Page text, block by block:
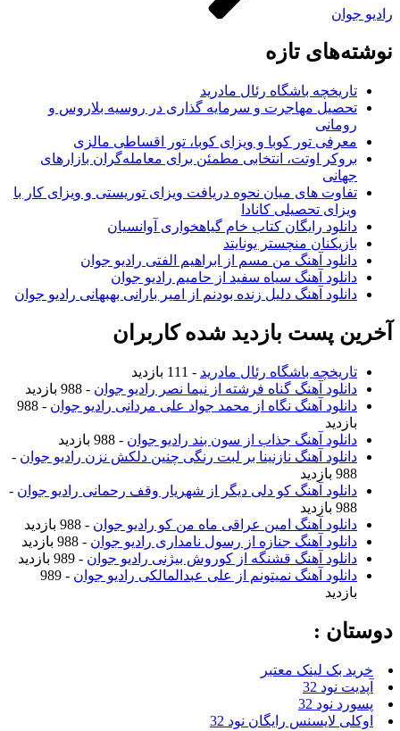
رادیو جوان
نوشته‌های تازه
تاریخچه باشگاه رئال مادرید
تحصیل مهاجرت و سرمایه گذاری در روسیه بلاروس و
رومانی
معرفی تور کوبا و ویزای کوبا، تور اقساطی مالزی
بروکر اوتت، انتخابی مطمئن برای معامله‌گران بازارهای
جهانی
تفاوت های میان نحوه دریافت ویزای توریستی و ویزای کار با
ویزای تحصیلی کانادا
دانلود رایگان کتاب خام گیاهخواری آوانسیان
بازیکنان منچستر یونایتد
دانلود آهنگ من مسم از ابراهیم الفتی رادیو جوان
دانلود آهنگ سیاه سفید از حامیم رادیو جوان
دانلود آهنگ دلیل زنده بودنم از امیر بارانی بهبهانی رادیو جوان
آخرین پست بازدید شده کاربران
تاریخچه باشگاه رئال مادرید - 111 بازدید
دانلود آهنگ گناه فرشته از نیما نصر رادیو جوان - 988 بازدید
دانلود آهنگ نگاه از محمد جواد علی مردانی رادیو جوان
- 988
بازدید
دانلود آهنگ جذاب از سون بند رادیو جوان - 988 بازدید
دانلود آهنگ نازنینا بر لبت رنگی چنین دلکش نزن رادیو جوان -
988 بازدید
دانلود آهنگ کو دلی دیگر از شهریار وقف رحمانی رادیو جوان -
988 بازدید
دانلود آهنگ امین عراقی ماه من کو رادیو جوان - 988 بازدید
دانلود آهنگ جنازه از رسول نامداری رادیو جوان - 988 بازدید
دانلود آهنگ قشنگه از کوروش بیژنی رادیو جوان - 989 بازدید
دانلود آهنگ نمیتونم از علی عبدالمالکی رادیو جوان
- 989
بازدید
دوستان :
خرید بک لینک معتبر
آپدیت نود 32
پسورد نود 32
اوکلی لایسنس رایگان نود 32